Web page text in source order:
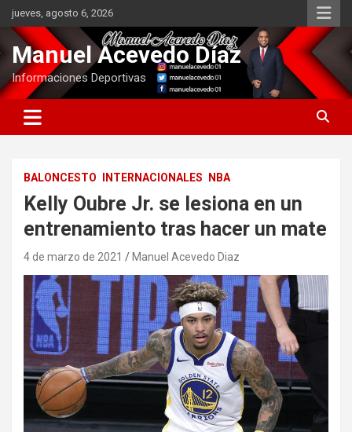
Saltar
contenido
jueves, agosto 6, 2026
Manuel Acevedo Díaz
Informaciones Deportivas
BALONCESTO INTERNACIONALES NBA
Kelly Oubre Jr. se lesiona en un
entrenamiento tras hacer un mate
4 de marzo de 2021 Manuel Acevedo Diaz